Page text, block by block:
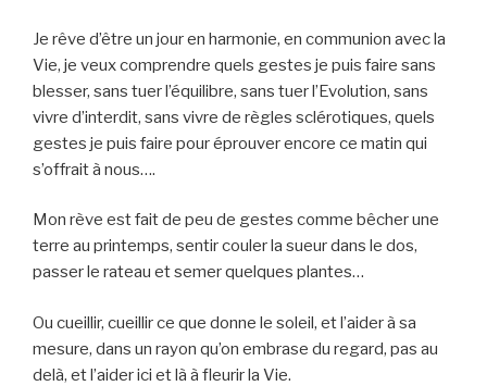
Je rêve d’être un jour en harmonie, en communion avec la
Vie, je veux comprendre quels gestes je puis faire sans
blesser, sans tuer l’équilibre, sans tuer l’Evolution, sans
vivre d’interdit, sans vivre de règles sclérotiques, quels
gestes je puis faire pour éprouver encore ce matin qui
s’offrait à nous….
Mon rève est fait de peu de gestes comme bêcher une
terre au printemps, sentir couler la sueur dans le dos,
passer le rateau et semer quelques plantes…
Ou cueillir, cueillir ce que donne le soleil, et l’aider à sa
mesure, dans un rayon qu’on embrase du regard, pas au
delà, et l’aider ici et là à fleurir la Vie.